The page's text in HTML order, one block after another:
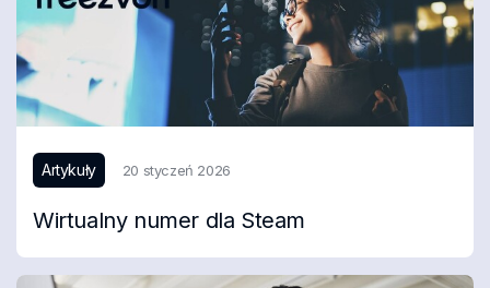
Artykuły 20 styczeń 2026
Wirtualny numer dla Steam